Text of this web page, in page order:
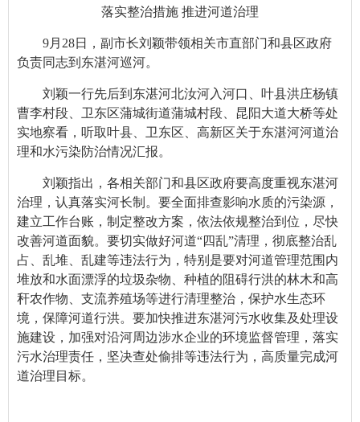
落实整治措施 推进河道治理
9月28日，副市长刘颖带领相关市直部门和县区政府
负责同志到东湛河巡河。
刘颖一行先后到东湛河北汝河入河口、叶县洪庄杨镇
曹李村段、卫东区蒲城街道蒲城村段、昆阳大道大桥等处
实地察看，听取叶县、卫东区、高新区关于东湛河河道治
理和水污染防治情况汇报。
刘颖指出，各相关部门和县区政府要高度重视东湛河
治理，认真落实河长制。要全面排查影响水质的污染源，
建立工作台账，制定整改方案，依法依规整治到位，尽快
改善河道面貌。要切实做好河道“四乱”清理，彻底整治乱
占、乱堆、乱建等违法行为，特别是要对河道管理范围内
堆放和水面漂浮的垃圾杂物、种植的阻碍行洪的林木和高
秆农作物、支流养殖场等进行清理整治，保护水生态环
境，保障河道行洪。要加快推进东湛河污水收集及处理设
施建设，加强对沿河周边涉水企业的环境监督管理，落实
污水治理责任，坚决查处偷排等违法行为，高质量完成河
道治理目标。